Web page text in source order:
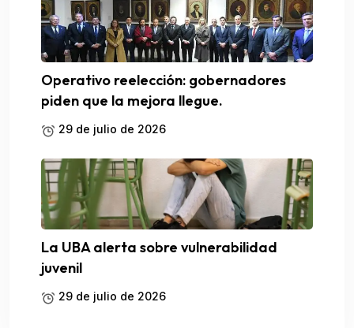
Operativo reelección: gobernadores
piden que la mejora llegue.
29 de julio de 2026
La UBA alerta sobre vulnerabilidad
juvenil
29 de julio de 2026